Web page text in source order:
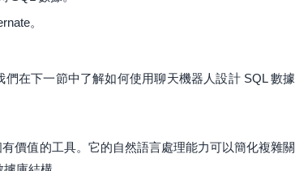
。
在下一節中了解如何使用聊天機器人設計 SQL 數據
價值的工具。它的自然語言處理能力可以簡化複雜關